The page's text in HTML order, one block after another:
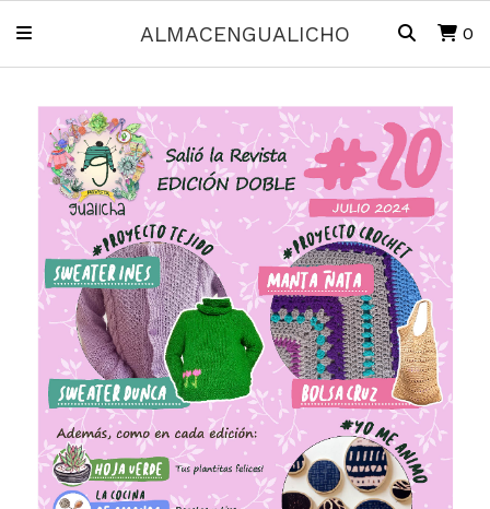
ALMACENGUALICHO 0